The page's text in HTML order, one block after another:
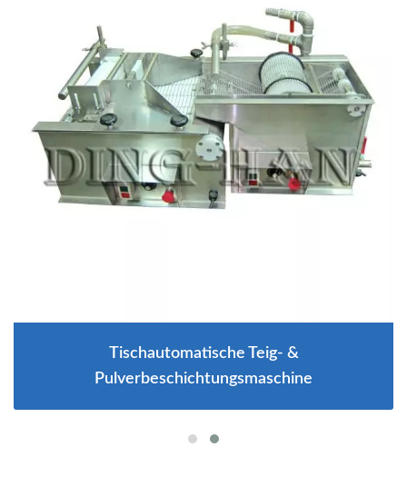
Tischautomatische Teig- &
Pulverbeschichtungsmaschine